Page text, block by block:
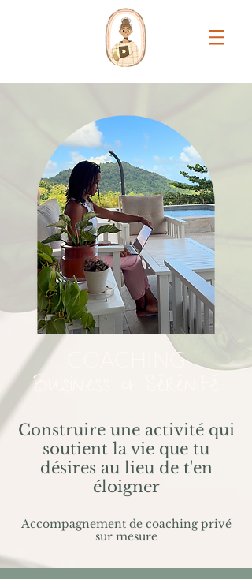
COACHING
Business & Sérénité
Construireune activité qui
soutient la vie que tu
désires au lieu de t'en
éloigner
Accompagnement de coaching privé
sur mesure